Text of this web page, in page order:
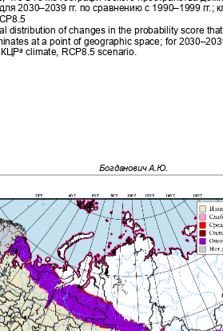
для2030–2039 гг. по сравнению с 1990–1999 гг. ;
distribution of changes in the probability score
at a point of geographic space; for
КЦРaclimate, RCP8.5 scenario.
Богданович А.Ю.